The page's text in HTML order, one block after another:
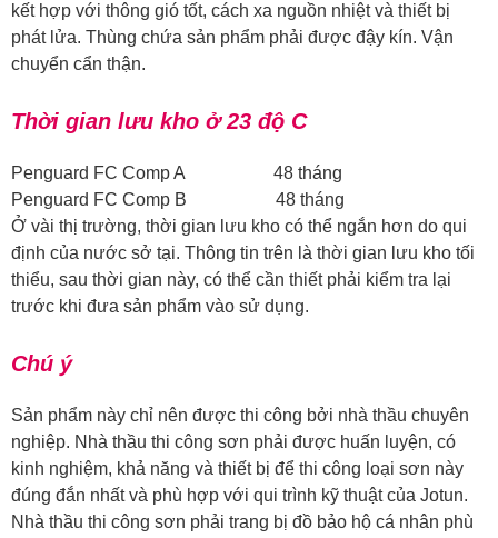
kết hợp với thông gió tốt, cách xa nguồn nhiệt và thiết bị
phát lửa. Thùng chứa sản phẩm phải được đậy kín. Vận
chuyển cẩn thận.
Thời gian lưu kho ở 23 độ C
Penguard FC Comp A 48 tháng
Penguard FC Comp B 48 tháng
Ở vài thị trường, thời gian lưu kho có thể ngắn hơn do qui
định của nước sở tại. Thông tin trên là thời gian lưu kho tối
thiểu, sau thời gian này, có thể cần thiết phải kiểm tra lại
trước khi đưa sản phẩm vào sử dụng.
Chú ý
Sản phẩm này chỉ nên được thi công bởi nhà thầu chuyên
nghiệp. Nhà thầu thi công sơn phải được huấn luyện, có
kinh nghiệm, khả năng và thiết bị để thi công loại sơn này
đúng đắn nhất và phù hợp với qui trình kỹ thuật của Jotun.
Nhà thầu thi công sơn phải trang bị đồ bảo hộ cá nhân phù